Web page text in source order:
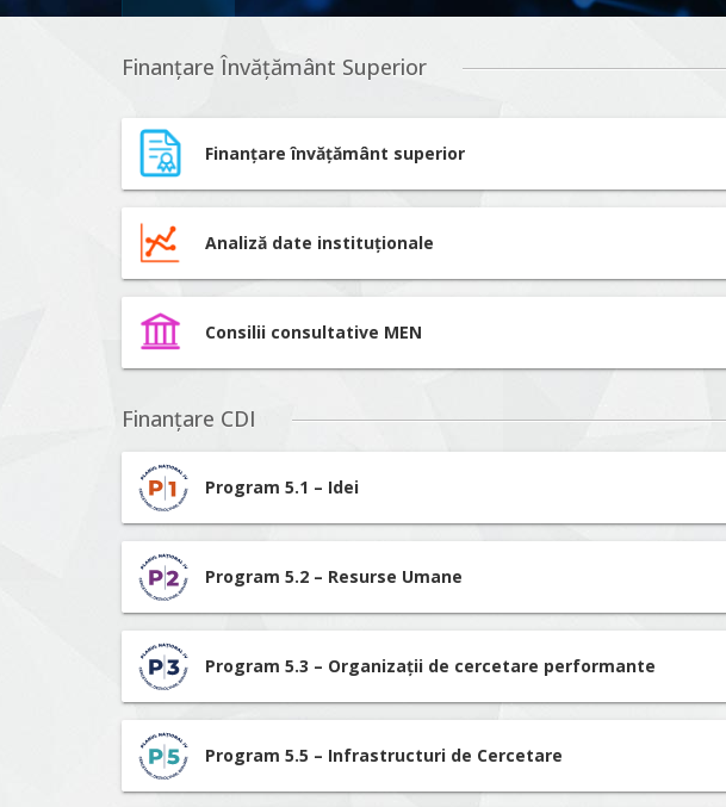
Finanțare Învățământ Superior
Finanțare învățământ superior
Analiză date instituționale
Consilii consultative MEN
Finanțare CDI
Program 5.1 – Idei
Program 5.2 – Resurse Umane
Program 5.3 – Organizații de cercetare performante
Program 5.5 – Infrastructuri de Cercetare